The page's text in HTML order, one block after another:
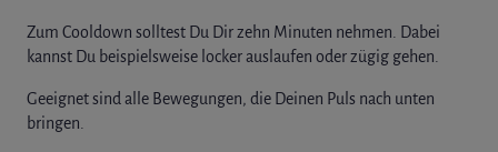
Zum Cooldown solltest Du Dir zehn Minuten nehmen. Dabei
kannst Du beispielsweise locker auslaufen oder zügig gehen.
Geeignet sind alle Bewegungen, die Deinen Puls nach unten
bringen.